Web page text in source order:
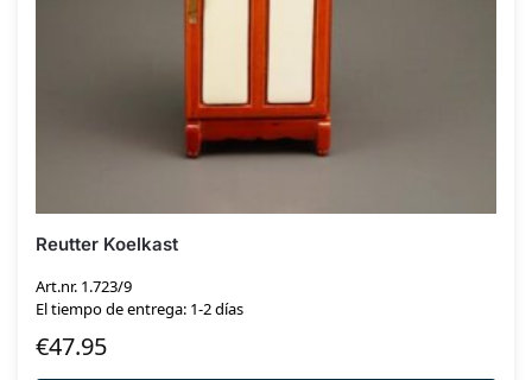
Reutter Koelkast
Art.nr. 1.723/9
El tiempo de entrega: 1-2 días
€47.95